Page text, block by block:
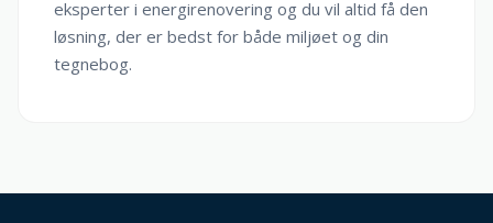
eksperter i energirenovering og du vil altid få den
løsning, der er bedst for både miljøet og din
tegnebog.